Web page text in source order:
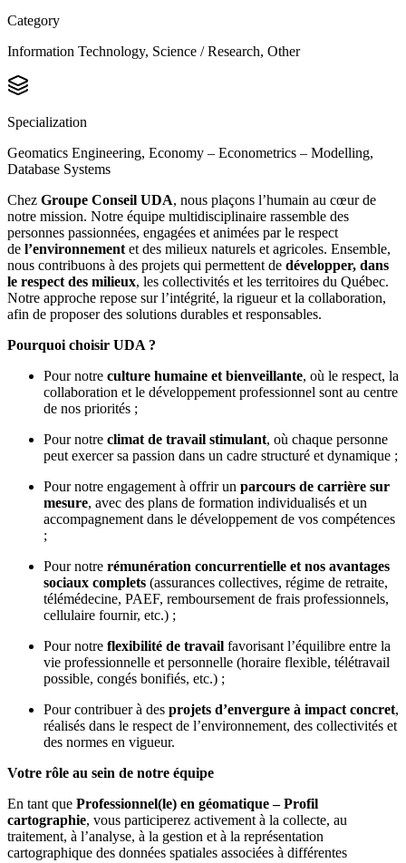
Category
Information Technology, Science / Research, Other
Specialization
Geomatics Engineering, Economy – Econometrics – Modelling,
Database Systems
Chez Groupe Conseil UDA, nous plaçons l’humain au cœur de
notre mission. Notre équipe multidisciplinaire rassemble des
personnes passionnées, engagées et animées par le respect
de l’environnement et des milieux naturels et agricoles. Ensemble,
nous contribuons à des projets qui permettent de développer, dans
le respect des milieux, les collectivités et les territoires du Québec.
Notre approche repose sur l’intégrité, la rigueur et la collaboration,
afin de proposer des solutions durables et responsables.
Pourquoi choisir UDA ?
Pour notre culture humaine et bienveillante, où le respect, la
collaboration et le développement professionnel sont au centre
de nos priorités ;
Pour notre climat de travail stimulant, où chaque personne
peut exercer sa passion dans un cadre structuré et dynamique ;
Pour notre engagement à offrir un parcours de carrière sur
mesure, avec des plans de formation individualisés et un
accompagnement dans le développement de vos compétences
;
Pour notre rémunération concurrentielle et nos avantages
sociaux complets (assurances collectives, régime de retraite,
télémédecine, PAEF, remboursement de frais professionnels,
cellulaire fournir, etc.) ;
Pour notre flexibilité de travail favorisant l’équilibre entre la
vie professionnelle et personnelle (horaire flexible, télétravail
possible, congés bonifiés, etc.) ;
Pour contribuer à des projets d’envergure à impact concret,
réalisés dans le respect de l’environnement, des collectivités et
des normes en vigueur.
Votre rôle au sein de notre équipe
En tant que Professionnel(le) en géomatique – Profil
cartographie, vous participerez activement à la collecte, au
traitement, à l’analyse, à la gestion et à la représentation
cartographique des données spatiales associées à différentes